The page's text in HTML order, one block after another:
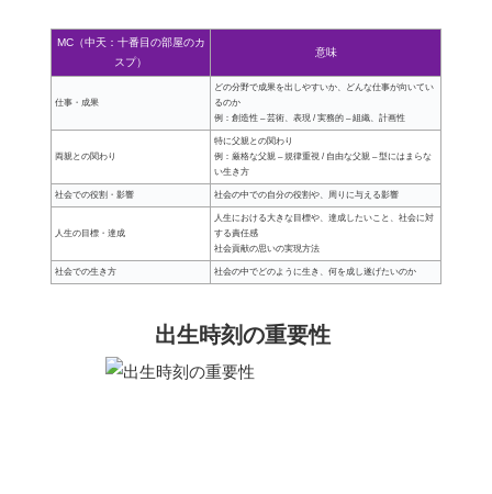
MC（中天：十番目の部屋のカ
スプ）
意味
仕事・成果
どの分野で成果を出しやすいか、どんな仕事が向いてい
るのか
例：創造性 – 芸術、表現 / 実務的 – 組織、計画性
両親との関わり
特に父親との関わり
例：厳格な父親 – 規律重視 / 自由な父親 – 型にはまらな
い生き方
社会での役割・影響 社会の中での自分の役割や、周りに与える影響
人生の目標・達成
人生における大きな目標や、達成したいこと、社会に対
する責任感
社会貢献の思いの実現方法
社会での生き方 社会の中でどのように生き、何を成し遂げたいのか
出生時刻の重要性